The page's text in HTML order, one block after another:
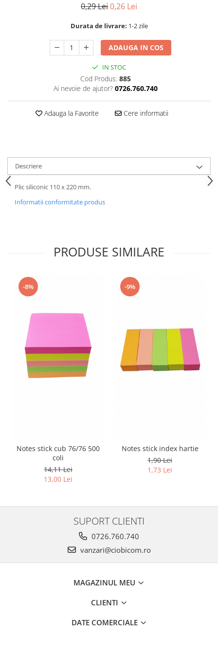
0,29 Lei0,26 Lei
Durata de livrare: 1-2 zile
ADAUGA IN COS
IN STOC
Cod Produs: 885
Ai nevoie de ajutor? 0726.760.740
Adauga la Favorite Cere informatii
Descriere
Plic siliconic 110 x 220 mm.
Informatii conformitate produs
PRODUSE SIMILARE
-8%
Notes stick cub 76/76 500
coli
14,11 Lei
13,00 Lei
-9%
Notes stick index hartie
1,90 Lei
1,73 Lei
SUPORT CLIENTI
0726.760.740
vanzari@ciobicom.ro
MAGAZINUL MEU
CLIENTI
DATE COMERCIALE